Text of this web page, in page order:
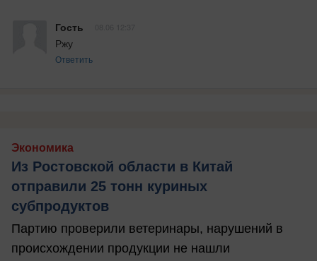
Гость
Ржу
Ответить
Экономика
Из Ростовской области в Китай
отправили 25 тонн куриных
субпродуктов
Партию проверили ветеринары, нарушений в
происхождении продукции не нашли